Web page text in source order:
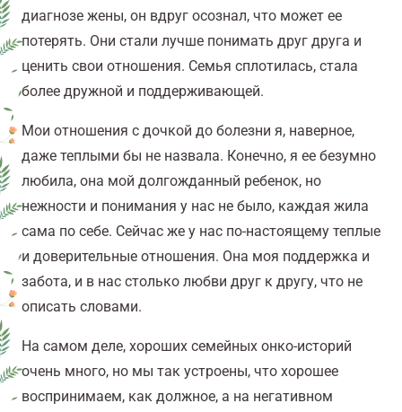
диагнозе жены, он вдруг осознал, что может ее
потерять. Они стали лучше понимать друг друга и
ценить свои отношения. Семья сплотилась, стала
более дружной и поддерживающей.
Мои отношения с дочкой до болезни я, наверное,
даже теплыми бы не назвала. Конечно, я ее безумно
любила, она мой долгожданный ребенок, но
нежности и понимания у нас не было, каждая жила
сама по себе. Сейчас же у нас по-настоящему теплые
и доверительные отношения. Она моя поддержка и
забота, и в нас столько любви друг к другу, что не
описать словами.
На самом деле, хороших семейных онко-историй
очень много, но мы так устроены, что хорошее
воспринимаем, как должное, а на негативном